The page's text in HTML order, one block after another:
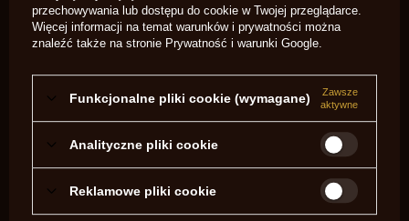
pozwalające na prawidłowe funkcjonowanie sklepu, analizę
ruchu oraz prowadzenie działań marketingowych.
Administrator może dokonywać analizy aktywności
użytkowników w sklepie internetowym w celu poprawy jakości
świadczonych usług, optymalizacji działania sklepu oraz
lepszego dopasowania prezentowanych treści i ofert do
zainteresowań użytkowników. Działania te nie wywołują skutków
prawnych wobec użytkownika ani nie wpływają na niego w
podobnie istotny sposób.
Podstawą przetwarzania danych osobowych jest:
przechowywania lub dostępu do cookie w Twojej przeglądarce.
Więcej informacji na temat warunków i prywatności można
znaleźć także na stronie Prywatność i warunki Google
Funkcjonalne pliki cookie (wymagane)
Zawsze
aktywne
Analityczne pliki cookie
Reklamowe pliki cookie